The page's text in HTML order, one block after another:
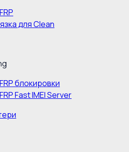
для Clean
блокировки
Fast IMEI Server